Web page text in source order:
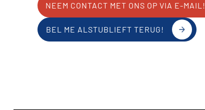
NEEM CONTACT MET ONS OP VIA E-MAIL!
BEL ME ALSTUBLIEFT TERUG!